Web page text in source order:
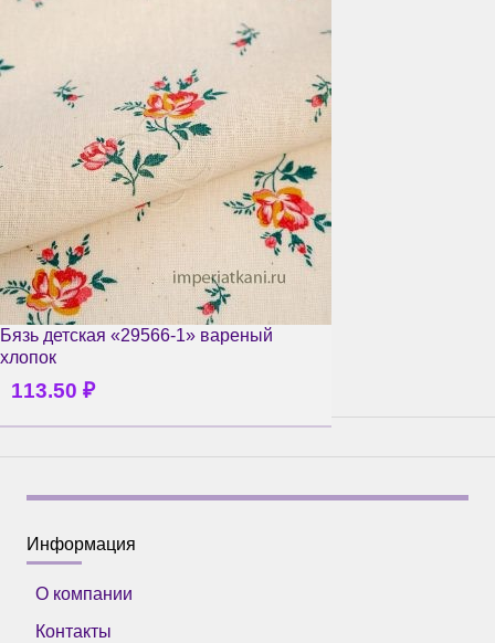
Бязь детская «29566-1» вареный
хлопок
113.50 ₽
Информация
О компании
Контакты